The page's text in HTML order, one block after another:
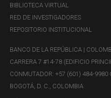
BIBLIOTECA VIRTUAL
RED DE INVESTIGADORES
REPOSITORIO INSTITUCIONAL
BANCO DE LA REPÚBLICA |
CARRERA 7 #14-78 (EDIFICIO
CONMUTADOR: +57 (601) 484-9980
BOGOTÁ, D. C., COLOMBIA